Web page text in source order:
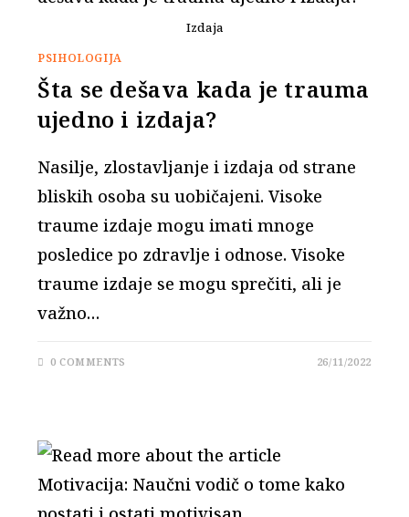
Izdaja
PSIHOLOGIJA
Šta se dešava kada je trauma
ujedno i izdaja?
Nasilje, zlostavljanje i izdaja od strane
bliskih osoba su uobičajeni. Visoke
traume izdaje mogu imati mnoge
posledice po zdravlje i odnose. Visoke
traume izdaje se mogu sprečiti, ali je
važno…
0 COMMENTS 26/11/2022